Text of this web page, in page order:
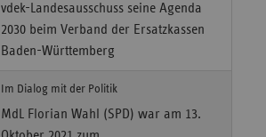
vdek-Landesausschuss seine Agenda
2030 beim Verband der Ersatzkassen
Baden-Württemberg
Im Dialog mit der Politik
MdL Florian Wahl (SPD) war am 13.